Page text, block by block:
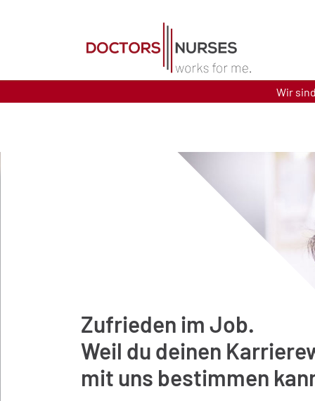
Wir
Zufrieden im Job.
Weil du deinen
mit uns bestimmen